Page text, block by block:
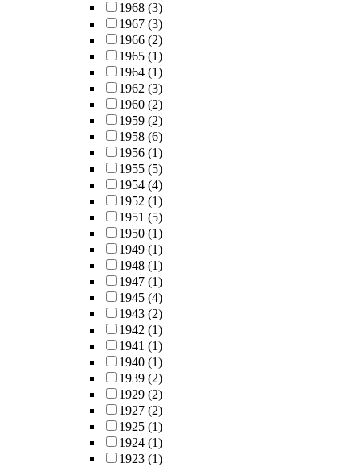
1968 (3)
1967 (3)
1966 (2)
1965 (1)
1964 (1)
1962 (3)
1960 (2)
1959 (2)
1958 (6)
1956 (1)
1955 (5)
1954 (4)
1952 (1)
1951 (5)
1950 (1)
1949 (1)
1948 (1)
1947 (1)
1945 (4)
1943 (2)
1942 (1)
1941 (1)
1940 (1)
1939 (2)
1929 (2)
1927 (2)
1925 (1)
1924 (1)
1923 (1)